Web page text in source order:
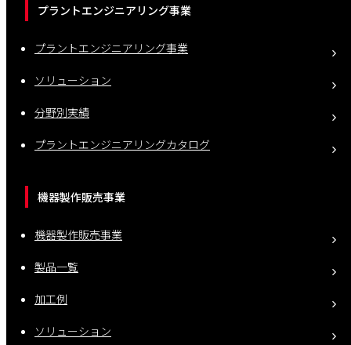
プラントエンジニアリング事業
プラントエンジニアリング事業
ソリューション
分野別実績
プラントエンジニアリングカタログ
機器製作販売事業
機器製作販売事業
製品一覧
加工例
ソリューション